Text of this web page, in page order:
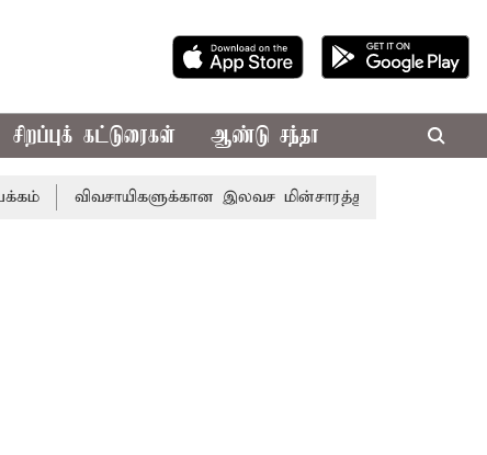
சிறப்புக் கட்டுரைகள் ஆண்டு சந்தா
விவசாயிகளுக்கான இலவச மின்சாரத்துக்காக ரூ.7,432 கோடி